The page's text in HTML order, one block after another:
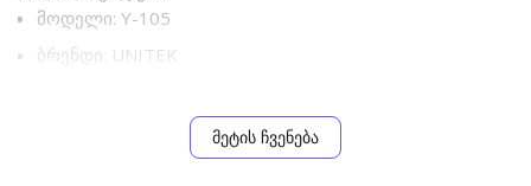
მოდელი: Y-105
ბრენდი: UNITEK
კონექტორები: USB-A → RS232 (DB9)
კაბელის სიგრძე: 1.5 მ
მეტის ჩვენება